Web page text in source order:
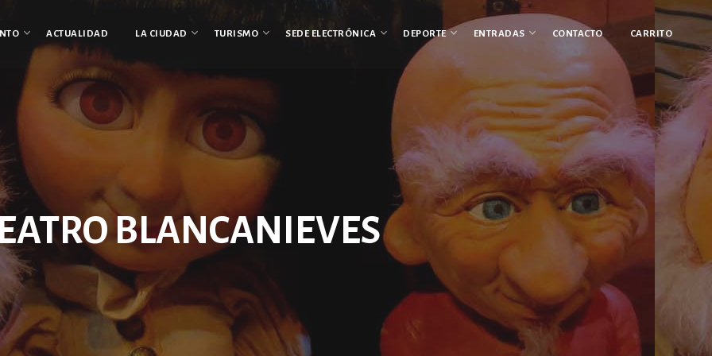
ACTUALIDAD LA CIUDAD TURISMO SEDE ELECTRÓNICA DEPORTE ENTRADAS CONTACTO CARRITO
BLANCANIEVES